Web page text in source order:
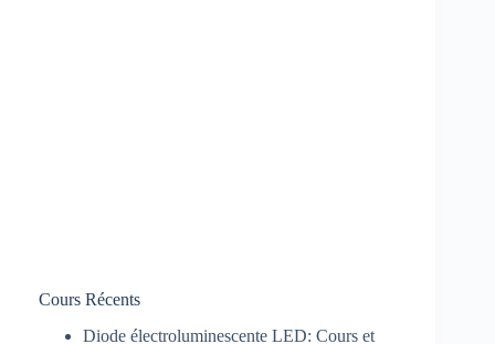
Cours Récents
Diode électroluminescente LED: Cours et